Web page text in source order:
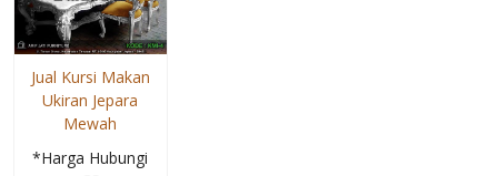
Jual Kursi Makan
Ukiran Jepara
Mewah
*Harga Hubungi